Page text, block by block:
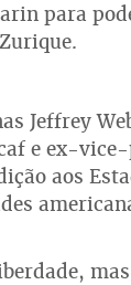
para
Jeffrey
e ex-
aos